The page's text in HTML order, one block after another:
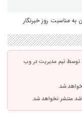
مناسبت روز خبرنگار
توسط تیم مدیریت در وب
شد.
منتشر نخواهد شد.